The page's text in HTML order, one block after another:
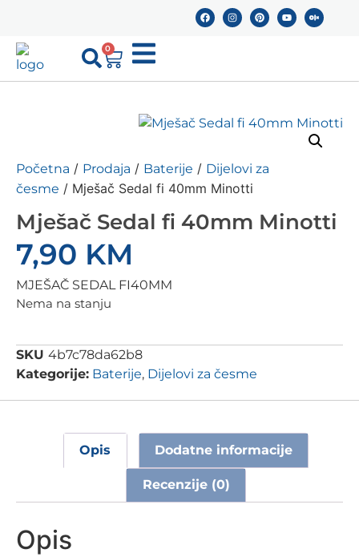
0
Početna / Prodaja / Baterije / Dijelovi za
česme / Mješač Sedal fi 40mm Minotti
Mješač Sedal fi 40mm Minotti
7,90 KM
MJEŠAČ SEDAL FI40MM
Nema na stanju
SKU 4b7c78da62b8
Kategorije: Baterije, Dijelovi za česme
Opis Dodatne informacije
Recenzije (0)
Opis